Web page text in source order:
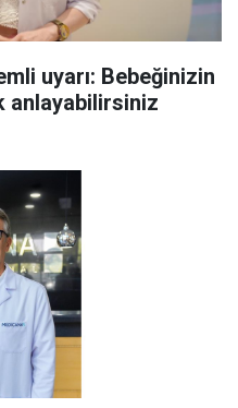
uyarı: Bebeğinizin
anlayabilirsiniz